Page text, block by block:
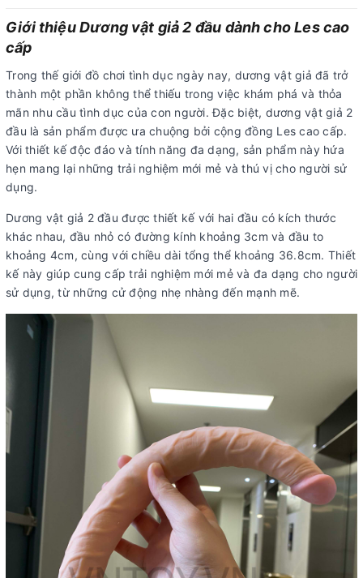
Giới thiệu Dương vật giả 2 đầu dành cho Les cao
cấp
Trong thế giới đồ chơi tình dục ngày nay, dương vật giả đã trở
thành một phần không thể thiếu trong việc khám phá và thỏa
mãn nhu cầu tình dục của con người. Đặc biệt, dương vật giả 2
đầu là sản phẩm được ưa chuộng bởi cộng đồng Les cao cấp.
Với thiết kế độc đáo và tính năng đa dạng, sản phẩm này hứa
hẹn mang lại những trải nghiệm mới mẻ và thú vị cho người sử
dụng.
Dương vật giả 2 đầu được thiết kế với hai đầu có kích thước
khác nhau, đầu nhỏ có đường kính khoảng 3cm và đầu to
khoảng 4cm, cùng với chiều dài tổng thể khoảng 36.8cm. Thiết
kế này giúp cung cấp trải nghiệm mới mẻ và đa dạng cho người
sử dụng, từ những cử động nhẹ nhàng đến mạnh mẽ.